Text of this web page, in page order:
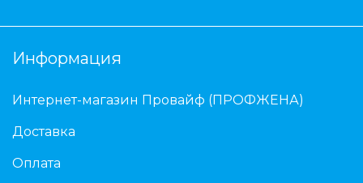
Информация
Интернет-магазин Провайф (ПРОФЖЕНА)
Доставка
Оплата